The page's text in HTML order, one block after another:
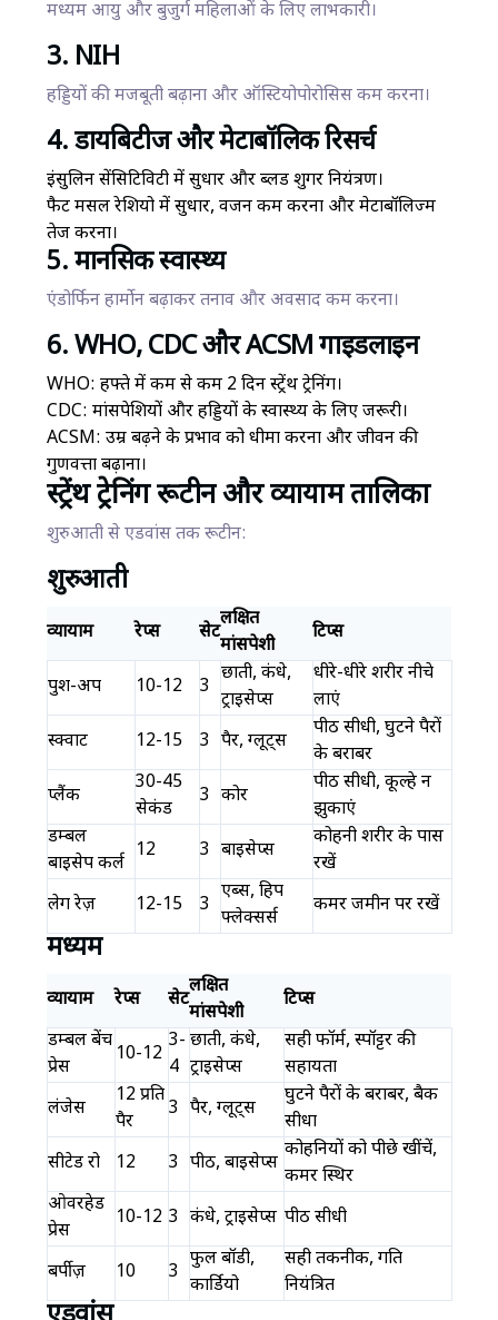
मध्यम आयु और बुजुर्ग महिलाओं के लिए लाभकारी।
3. NIH
हड्डियों की मजबूती बढ़ाना और ऑस्टियोपोरोसिस कम करना।
4. डायबिटीज और मेटाबॉलिक रिसर्च
इंसुलिन सेंसिटिविटी में सुधार और ब्लड शुगर नियंत्रण।
फैट मसल रेशियो में सुधार, वजन कम करना और मेटाबॉलिज्म
तेज करना।
5. मानसिक स्वास्थ्य
एंडोर्फिन हार्मोन बढ़ाकर तनाव और अवसाद कम करना।
6. WHO, CDC और ACSM गाइडलाइन
WHO: हफ्ते में कम से कम 2 दिन स्ट्रेंथ ट्रेनिंग।
CDC: मांसपेशियों और हड्डियों के स्वास्थ्य के लिए जरूरी।
ACSM: उम्र बढ़ने के प्रभाव को धीमा करना और जीवन की
गुणवत्ता बढ़ाना।
स्ट्रेंथ ट्रेनिंग रूटीन और व्यायाम तालिका
शुरुआती से एडवांस तक रूटीन:
शुरुआती
व्यायाम रेप्स सेट
लक्षित
मांसपेशी
टिप्स
पुश-अप 10-12 3
छाती, कंधे,
ट्राइसेप्स
धीरे-धीरे शरीर नीचे
लाएं
स्क्वाट
12-15 3 पैर, ग्लूट्स
पीठ सीधी, घुटने पैरों
के बराबर
प्लैंक
30-45
सेकंड
3 कोर
पीठ सीधी, कूल्हे न
झुकाएं
डम्बल
बाइसेप कर्ल
12 3 बाइसेप्स
कोहनी शरीर के पास
रखें
लेग रेज़
12-15 3
एब्स, हिप
फ्लेक्सर्स
कमर जमीन पर रखें
मध्यम
व्यायाम रेप्स सेट
लक्षित
मांसपेशी
टिप्स
डम्बल बेंच
प्रेस
10-12
3-
4
छाती, कंधे,
ट्राइसेप्स
सही फॉर्म, स्पॉट्टर की
सहायता
लंजेस
12 प्रति
पैर
3 पैर, ग्लूट्स
घुटने पैरों के बराबर, बैक
सीधा
सीटेड रो
12 3 पीठ, बाइसेप्स
कोहनियों को पीछे खींचें,
कमर स्थिर
ओवरहेड
प्रेस
10-12 3 कंधे, ट्राइसेप्स पीठ सीधी
बर्पीज़ 10 3
फुल बॉडी,
कार्डियो
सही तकनीक, गति
नियंत्रित